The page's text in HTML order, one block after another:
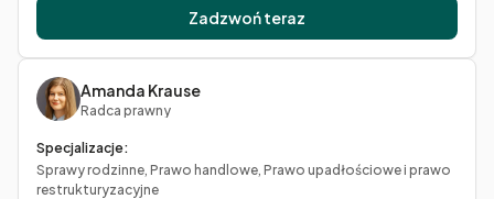
Zadzwoń teraz
Amanda Krause
Radca prawny
Specjalizacje:
Sprawy rodzinne, Prawo handlowe, Prawo upadłościowe i prawo
restrukturyzacyjne